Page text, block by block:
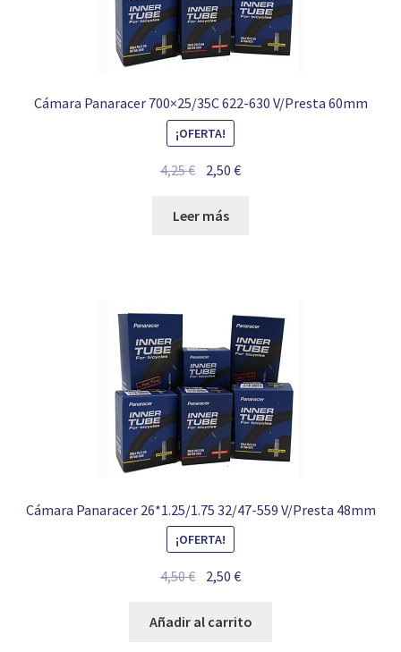
Cámara Panaracer 700×25/35C 622-630 V/Presta 60mm
¡OFERTA!
4,25€ El
original
2,50€El
Leer más
Cámara Panaracer 26*1.25/1.75 32/47-559 V/Presta 48mm
¡OFERTA!
4,50€ El
original
2,50€El
actual
Añadir al carrito